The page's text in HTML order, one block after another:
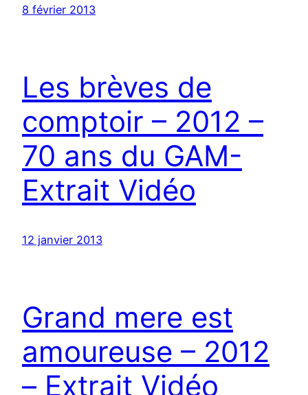
8 février 2013
Les brèves de
comptoir – 2012 –
70 ans du GAM-
Extrait Vidéo
12 janvier 2013
Grand mere est
amoureuse – 2012
– Extrait Vidéo